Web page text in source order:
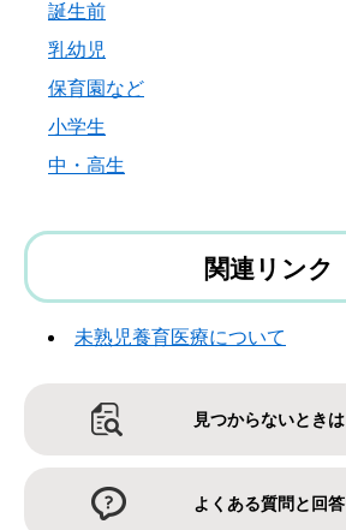
誕生前
乳幼児
保育園など
小学生
中・高生
関連リンク
未熟児養育医療について
見つからないときは
よくある質問と回答